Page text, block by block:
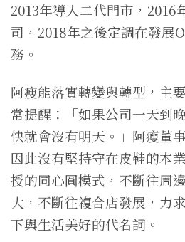
2013年導入二代門市，2016
司，2018年之後定調在發展
務。
阿瘦能落實轉變與轉型，主
常提醒：「如果公司一天到
快就會沒有明天。」阿瘦董
因此沒有堅持守在皮鞋的本
授的同心圓模式，不斷往周
大，不斷往複合店發展，力
下與生活美好的代名詞。